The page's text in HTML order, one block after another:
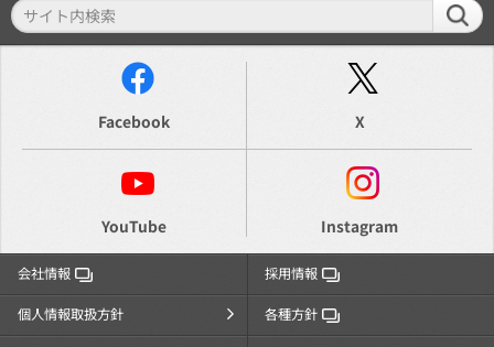
Facebook X
YouTube Instagram
会社情報 採用情報
個人情報取扱方針 各種方針